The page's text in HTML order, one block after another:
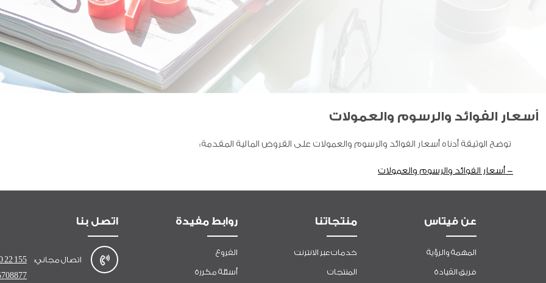
أسعار الفوائد والرسوم والعمولات
توضح الوثيقة أدناه أسعار الفوائد والرسوم والعمولات على القروض المالية المقدمة:
- أسعار الفوائد والرسوم والعمولات
عن فيتاس
المهمة والرؤية
فريق القيادة
منتجاتنا
خدمات عبر الانترنت
المنتجات
روابط مفيدة
الفروع
أسئلة مكررة
اتصل بنا
اتصال مجاني:
22 155